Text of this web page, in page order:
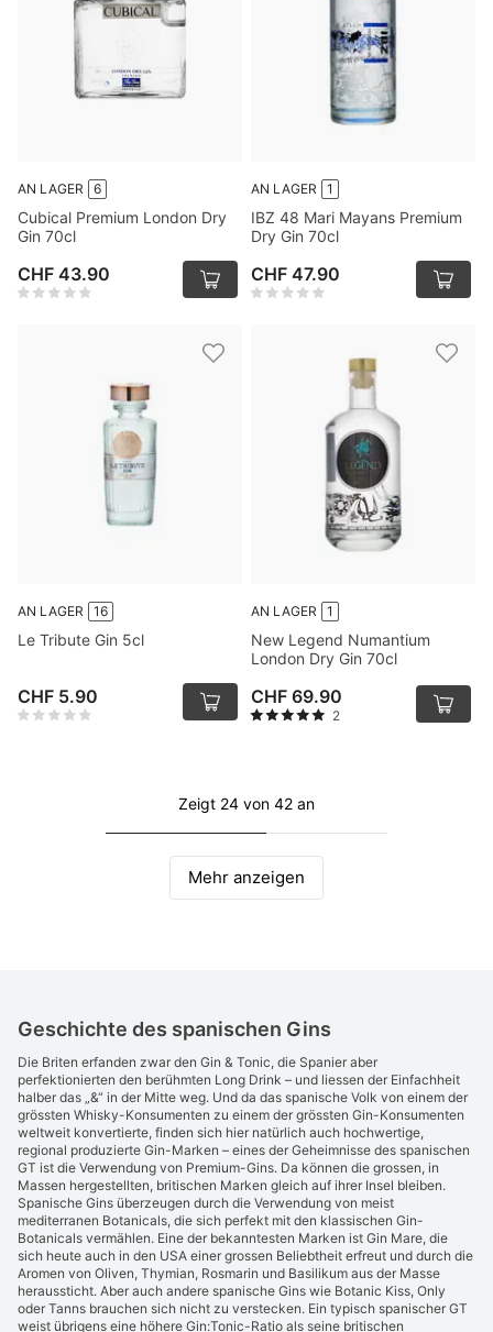
AN LAGER 6
Cubical Premium London Dry
Gin 70cl
CHF 43.90
AN LAGER 1
IBZ 48 Mari Mayans Premium
Dry Gin 70cl
CHF 47.90
AN LAGER 16
Le Tribute Gin 5cl
CHF 5.90
AN LAGER 1
New Legend Numantium
London Dry Gin 70cl
CHF 69.90
2
Zeigt 24 von 42 an
Mehr anzeigen
Geschichte des spanischen Gins
Die Briten erfanden zwar den Gin & Tonic, die Spanier aber
perfektionierten den berühmten Long Drink – und liessen der Einfachheit
halber das „&“ in der Mitte weg. Und da das spanische Volk von einem der
grössten Whisky-Konsumenten zu einem der grössten Gin-Konsumenten
weltweit konvertierte, finden sich hier natürlich auch hochwertige,
regional produzierte Gin-Marken – eines der Geheimnisse des spanischen
GT ist die Verwendung von Premium-Gins. Da können die grossen, in
Massen hergestellten, britischen Marken gleich auf ihrer Insel bleiben.
Spanische Gins überzeugen durch die Verwendung von meist
mediterranen Botanicals, die sich perfekt mit den klassischen Gin-
Botanicals vermählen. Eine der bekanntesten Marken ist Gin Mare, die
sich heute auch in den USA einer grossen Beliebtheit erfreut und durch die
Aromen von Oliven, Thymian, Rosmarin und Basilikum aus der Masse
heraussticht. Aber auch andere spanische Gins wie Botanic Kiss, Only
oder Tanns brauchen sich nicht zu verstecken. Ein typisch spanischer GT
weist übrigens eine höhere Gin:Tonic-Ratio als seine britischen